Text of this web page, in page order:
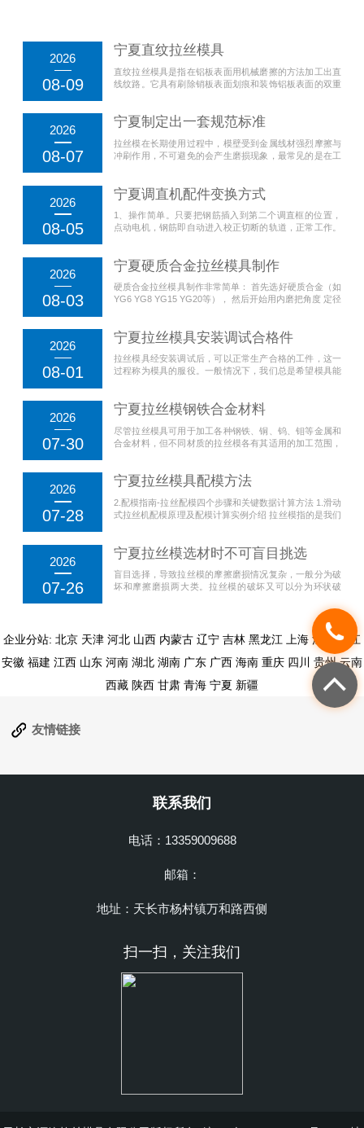
2026
08-09
宁夏直纹拉丝模具
直纹拉丝模具是指在铝板表面用机械磨擦的方法加工出直
线纹路。它具有刷除销板表面划痕和装饰铝板表面的双重
2026
08-07
宁夏制定出一套规范标准
拉丝模在长期使用过程中，模壁受到金属线材强烈摩擦与
冲刷作用，不可避免的会产生磨损现象，最常见的是在工
芯...
2026
08-05
宁夏调直机配件变换方式
1、操作简单。只要把钢筋插入到第二个调直框的位置，
点动电机，钢筋即自动进入校正切断的轨道，正常工作。
2026
08-03
宁夏硬质合金拉丝模具制作
硬质合金拉丝模具制作非常简单： 首先选好硬质合金（如
YG6 YG8 YG15 YG20等）， 然后开始用内磨把角度 定径
2026
08-01
宁夏拉丝模具安装调试合格件
拉丝模具经安装调试后，可以正常生产合格的工件，这一
过程称为模具的服役。一般情况下，我们总是希望模具能
2026
07-30
宁夏拉丝模钢铁合金材料
尽管拉丝模具可用于加工各种钢铁、铜、钨、钼等金属和
合金材料，但不同材质的拉丝模各有其适用的加工范围，
2026
07-28
宁夏拉丝模具配模方法
2.配模指南-拉丝配模四个步骤和关键数据计算方法 1.滑动
式拉丝机配模原理及配模计算实例介绍 拉丝模指的是我们
2026
07-26
宁夏拉丝模选材时不可盲目挑选
盲目选择，导致拉丝模的摩擦磨损情况复杂，一般分为破
坏和摩擦磨损两大类。拉丝模的破坏又可以分为环状破
企业分站: 北京 天津 河北 山西 内蒙古 辽宁 吉林 黑龙江 上海 江苏 浙江
安徽 福建 江西 山东 河南 湖北 湖南 广东 广西 海南 重庆 四川 贵州 云南
西藏 陕西 甘肃 青海 宁夏 新疆
友情链接
联系我们
电话：13359009688
邮箱：
地址：天长市杨村镇万和路西侧
扫一扫，关注我们